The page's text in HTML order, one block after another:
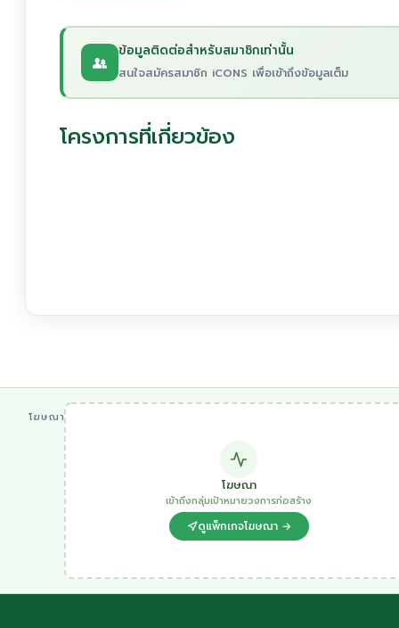
ข้อมูลติดต่อสำหรับสมาชิกเท่านั้น
สนใจสมัครสมาชิก iCONS เพื่อเข้าถึงข้อมูลเต็ม
โครงการที่เกี่ยวข้อง
โฆษณา
โฆษณา
เข้าถึงกลุ่มเป้าหมายวงการก่อสร้าง
ดูแพ็กเกจโฆษณา →